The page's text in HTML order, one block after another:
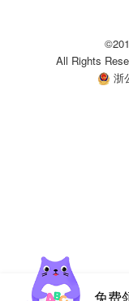
All Rights
浙